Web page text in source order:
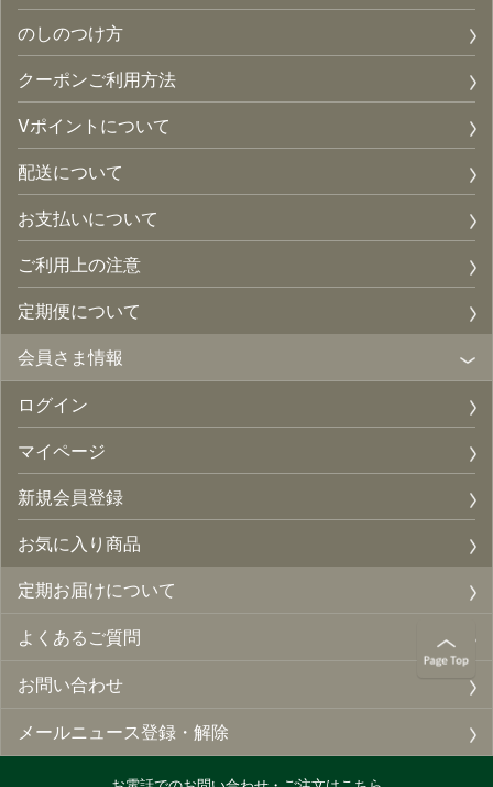
のしのつけ方
クーポンご利用方法
Vポイントについて
配送について
お支払いについて
ご利用上の注意
定期便について
会員さま情報
ログイン
マイページ
新規会員登録
お気に入り商品
定期お届けについて
よくあるご質問
お問い合わせ
メールニュース登録・解除